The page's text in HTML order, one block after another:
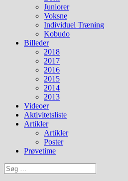
Juniorer
Voksne
Individuel Træning
Kobudo
Billeder
2018
2017
2016
2015
2014
2013
Videoer
Aktivitetsliste
Artikler
Artikler
Poster
Prøvetime
Søg
efter: